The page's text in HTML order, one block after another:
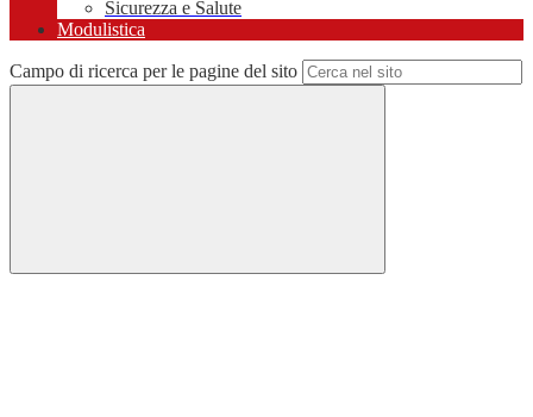
Sicurezza e Salute
Modulistica
Campo di ricerca per le pagine del sito